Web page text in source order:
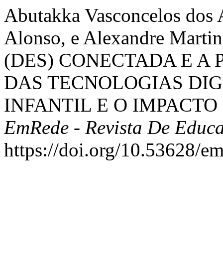
Abutakka Vasconcelos
Alonso, e Alexandre
(DES) CONECTADA E A
DAS TECNOLOGIAS
INFANTIL E O
EmRede - Revista De
https://doi.org/10.53628/